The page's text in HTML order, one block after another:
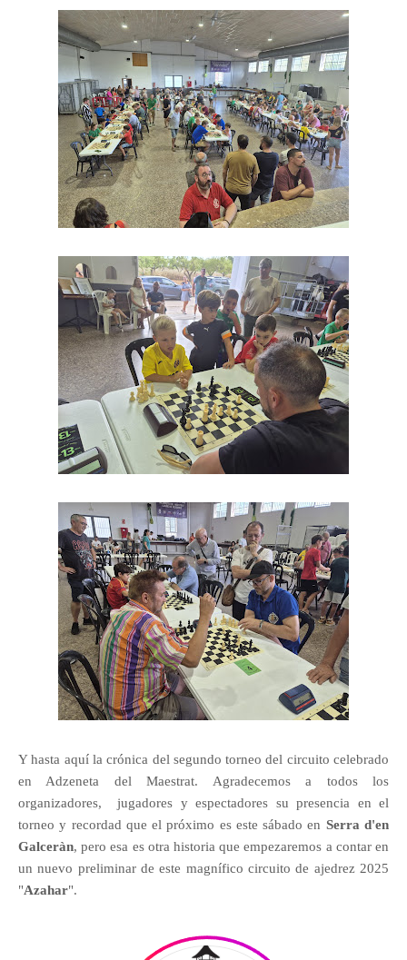
Y hasta aquí la crónica del segundo torneo del circuito celebrado
en Adzeneta del Maestrat. Agradecemos a todos los
organizadores, jugadores y espectadores su presencia en el
torneo y recordad que el próximo es este sábado en Serra d'en
Galceràn, pero esa es otra historia que empezaremos a contar en
un nuevo preliminar de este magnífico circuito de ajedrez 2025
"Azahar".